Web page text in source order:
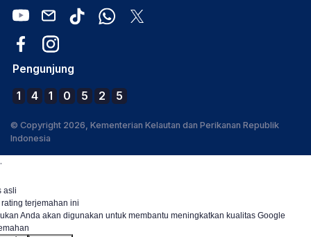
Pengunjung
1 4 1 0 5 2 5
© Copyright 2026, Kementerian Kelautan dan Perikanan Republik
Indonesia
.
asli
terjemahan ini
Anda akan digunakan untuk membantu meningkatkan kualitas Google